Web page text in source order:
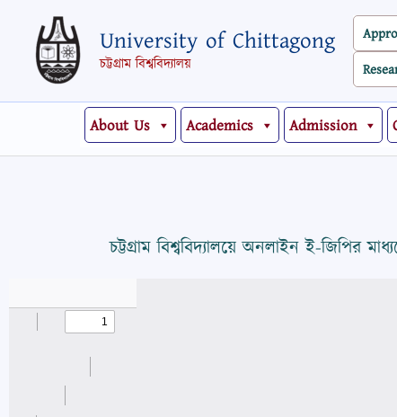
content
University of Chittagong
চট্টগ্রাম বিশ্ববিদ্যালয়
About Us Academics Admission
চট্টগ্রাম বিশ্ববিদ্যালয়ে অনলাইন ই-জিপির